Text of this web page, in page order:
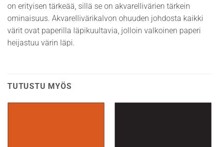
on erityisen tärkeää, sillä se on akvarellivärien tärkein
ominaisuus. Akvarellivärikalvon ohuuden johdosta kaikki
värit ovat paperilla läpikuultavia, jolloin valkoinen paperi
heijastuu värin läpi.
TUTUSTU MYÖS